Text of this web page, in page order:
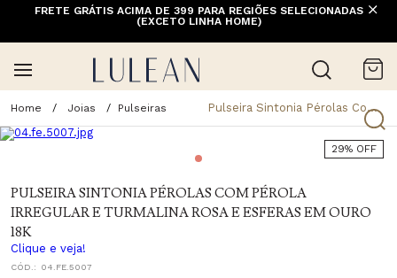
FRETE GRÁTIS ACIMA DE 399 PARA REGIÕES SELECIONADAS
(EXCETO LINHA HOME)
Joias Pulseiras Pulseira Sintonia Pérolas Com Pérola Irregular E Turmalina Rosa E Esferas Em Ouro 18K
29% OFF
PULSEIRA SINTONIA PÉROLAS COM PÉROLA
IRREGULAR E TURMALINA ROSA E ESFERAS EM OURO
18K
Clique e veja!
CÓD.: 04.FE.5007